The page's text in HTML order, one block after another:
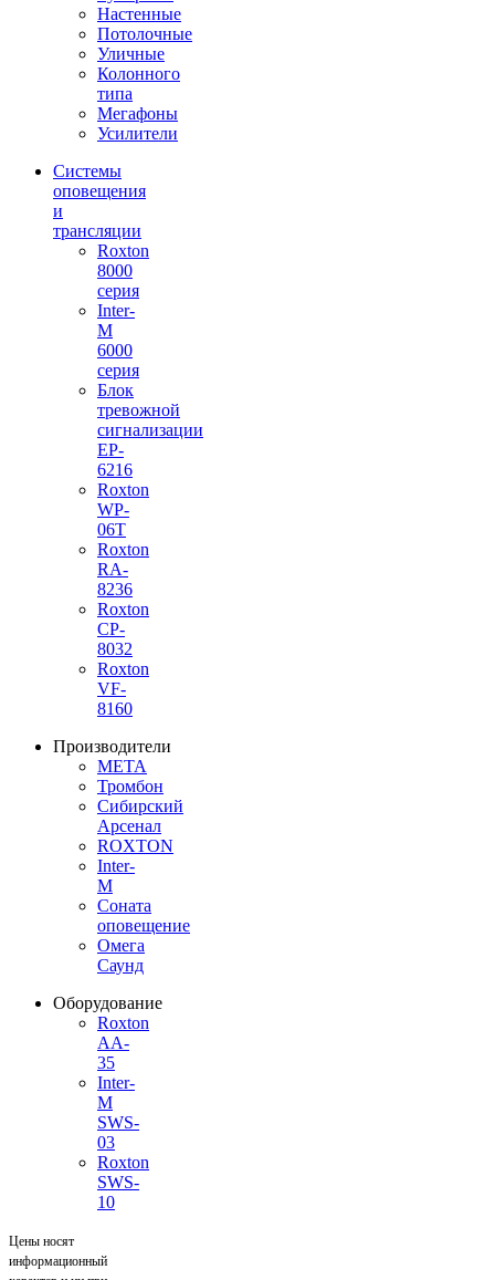
Настенные
Потолочные
Уличные
Колонного
типа
Мегафоны
Усилители
Системы
оповещения
и
трансляции
Roxton
8000
серия
Inter-
M
6000
серия
Блок
тревожной
сигнализации
EP-
6216
Roxton
WP-
06T
Roxton
RA-
8236
Roxton
CP-
8032
Roxton
VF-
8160
Производители
МЕТА
Тромбон
Сибирский
Арсенал
ROXTON
Inter-
M
Соната
оповещение
Омега
Саунд
Оборудование
Roxton
AA-
35
Inter-
M
SWS-
03
Roxton
SWS-
10
Цены носят
информационный